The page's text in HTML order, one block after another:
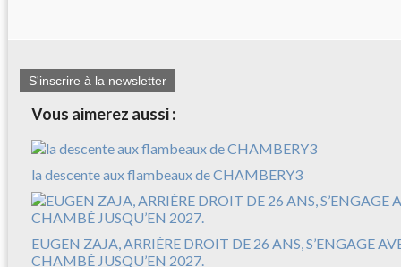
S'inscrire à la newsletter
Vous aimerez aussi :
la descente aux flambeaux de CHAMBERY3
EUGEN ZAJA, ARRIÈRE DROIT DE 26 ANS, S’ENGAGE
CHAMBÉ JUSQU’EN 2027.